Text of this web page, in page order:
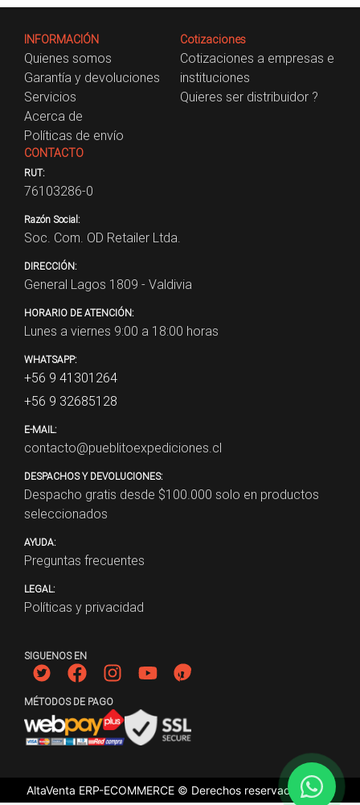
INFORMACIÓN
Quienes somos
Garantía y devoluciones
Servicios
Acerca de
Políticas de envío
Cotizaciones
Cotizaciones a empresas e
instituciones
Quieres ser distribuidor ?
CONTACTO
RUT:
76103286-0
Razón Social:
Soc. Com. OD Retailer Ltda.
DIRECCIÓN:
General Lagos 1809 - Valdivia
HORARIO DE ATENCIÓN:
Lunes a viernes 9:00 a 18:00 horas
WHATSAPP:
+56 9 41301264
+56 9 32685128
E-MAIL:
contacto@pueblitoexpediciones.cl
DESPACHOS Y DEVOLUCIONES:
Despacho gratis desde $100.000 solo en productos
seleccionados
AYUDA:
Preguntas frecuentes
LEGAL:
Políticas y privacidad
SIGUENOS EN
MÉTODOS DE PAGO
AltaVenta ERP-ECOMMERCE © Derechos reservados 2026